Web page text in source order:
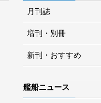
月刊誌
増刊・別冊
新刊・おすすめ
艦船ニュース